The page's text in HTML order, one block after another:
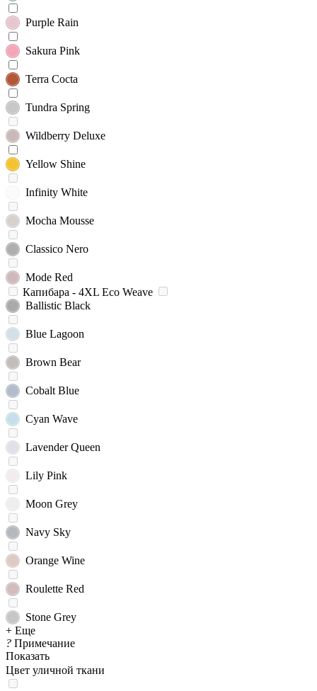
Purple Rain
Sakura Pink
Terra Cocta
Tundra Spring
Wildberry Deluxe
Yellow Shine
Infinity White
Mocha Mousse
Classico Nero
Mode Red
Капибара - 4XL Eco Weave
Ballistic Black
Blue Lagoon
Brown Bear
Cobalt Blue
Cyan Wave
Lavender Queen
Lily Pink
Moon Grey
Navy Sky
Orange Wine
Roulette Red
Stone Grey
+ Еще
? Примечание
Показать
Цвет уличной ткани